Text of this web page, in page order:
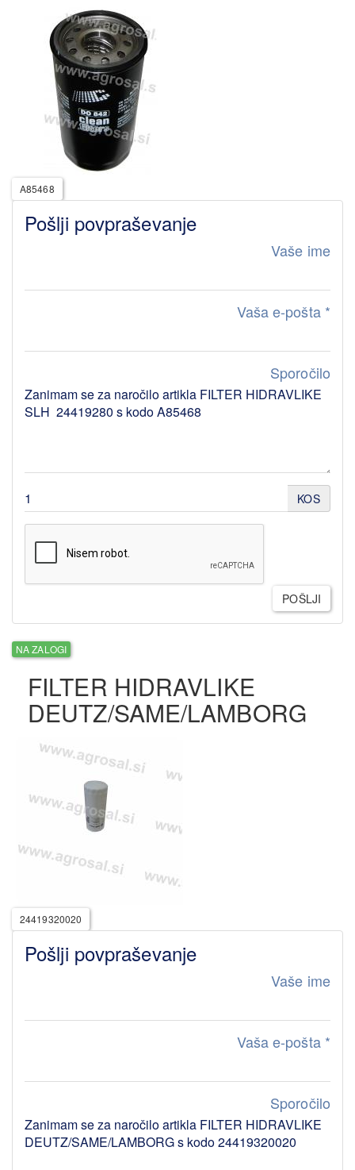
A85468
Pošlji povpraševanje
Vaše ime
Vaša e-pošta *
Sporočilo
KOS
POŠLJI
NA ZALOGI
FILTER HIDRAVLIKE
DEUTZ/SAME/LAMBORG
24419320020
Pošlji povpraševanje
Vaše ime
Vaša e-pošta *
Sporočilo